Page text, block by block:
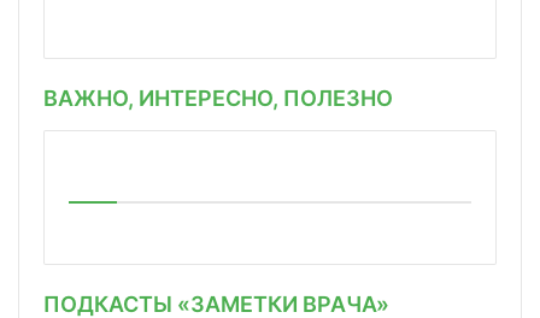
ВАЖНО, ИНТЕРЕСНО, ПОЛЕЗНО
ПОДКАСТЫ «ЗАМЕТКИ ВРАЧА»